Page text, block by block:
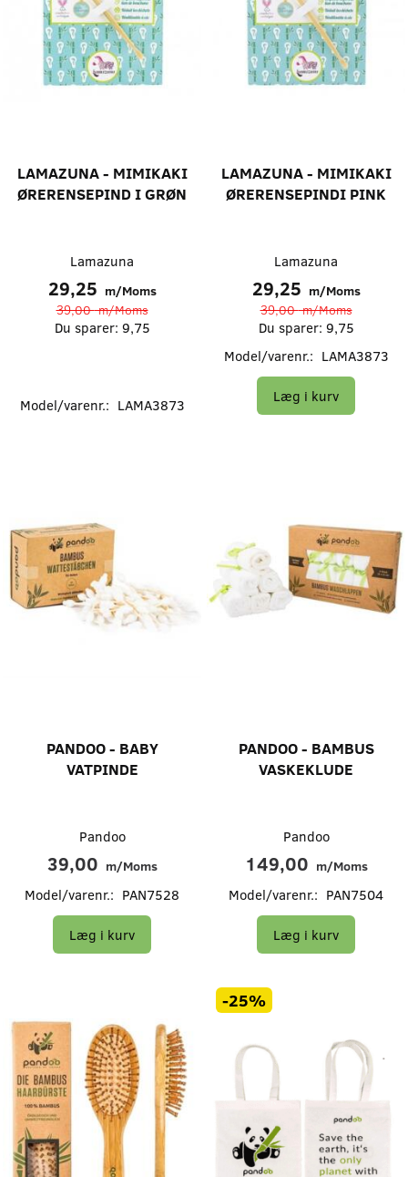
LAMAZUNA - MIMIKAKI
ØRERENSEPIND I GRØN
Lamazuna
29,25 m/Moms
39,00m/Moms
Du sparer: 9,75
Model/varenr.: LAMA3873
LAMAZUNA - MIMIKAKI
ØRERENSEPINDI PINK
Lamazuna
29,25 m/Moms
39,00m/Moms
Du sparer: 9,75
Model/varenr.: LAMA3873
Læg i kurv
PANDOO - BABY
VATPINDE
Pandoo
39,00 m/Moms
Model/varenr.: PAN7528
Læg i kurv
PANDOO - BAMBUS
VASKEKLUDE
Pandoo
149,00 m/Moms
Model/varenr.: PAN7504
Læg i kurv
-25%